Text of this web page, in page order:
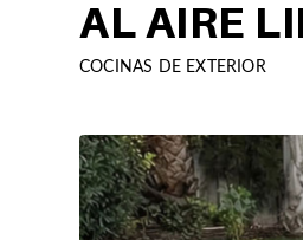
AL AIRE
COCINAS DE EXTERIOR